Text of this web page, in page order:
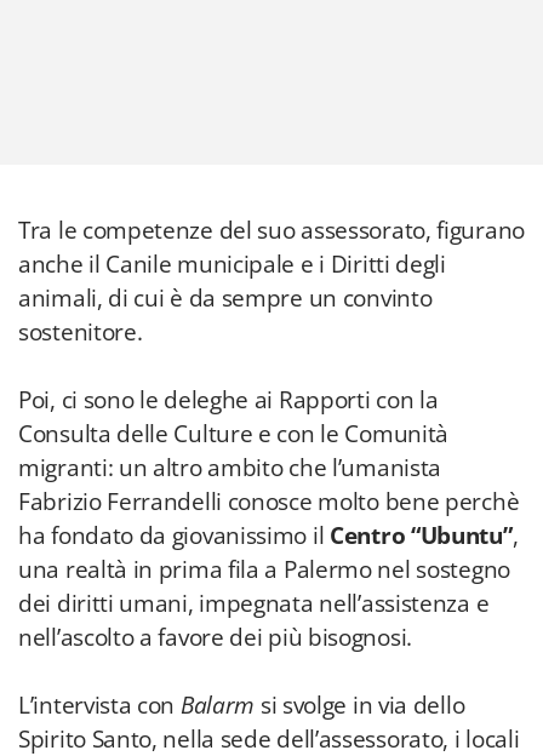
Tra le competenze del suo assessorato, figurano
anche il Canile municipale e i Diritti degli
animali, di cui è da sempre un convinto
sostenitore.
Poi, ci sono le deleghe ai Rapporti con la
Consulta delle Culture e con le Comunità
migranti: un altro ambito che l’umanista
Fabrizio Ferrandelli conosce molto bene perchè
ha fondato da giovanissimo il Centro “Ubuntu”,
una realtà in prima fila a Palermo nel sostegno
dei diritti umani, impegnata nell’assistenza e
nell’ascolto a favore dei più bisognosi.
L’intervista con Balarm si svolge in via dello
Spirito Santo, nella sede dell’assessorato, i locali